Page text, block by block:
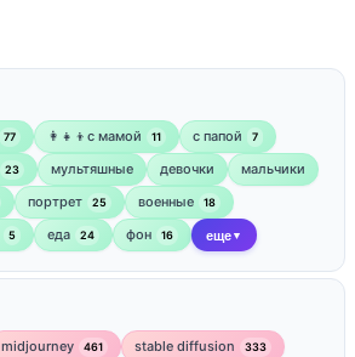
77 👩‍👧‍👦с мамой 11 ‍с папой 7
23 мультяшные девочки
мальчики
портрет 25 военные 18
5 еда 24 фон 16 еще ▼
midjourney 461 stable diffusion 333